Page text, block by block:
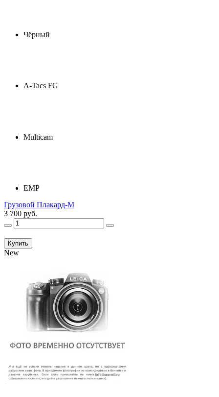
Чёрный
A-Tacs FG
Multicam
ЕМР
Грузовой Плакард-М
3 700 руб.
Купить
New